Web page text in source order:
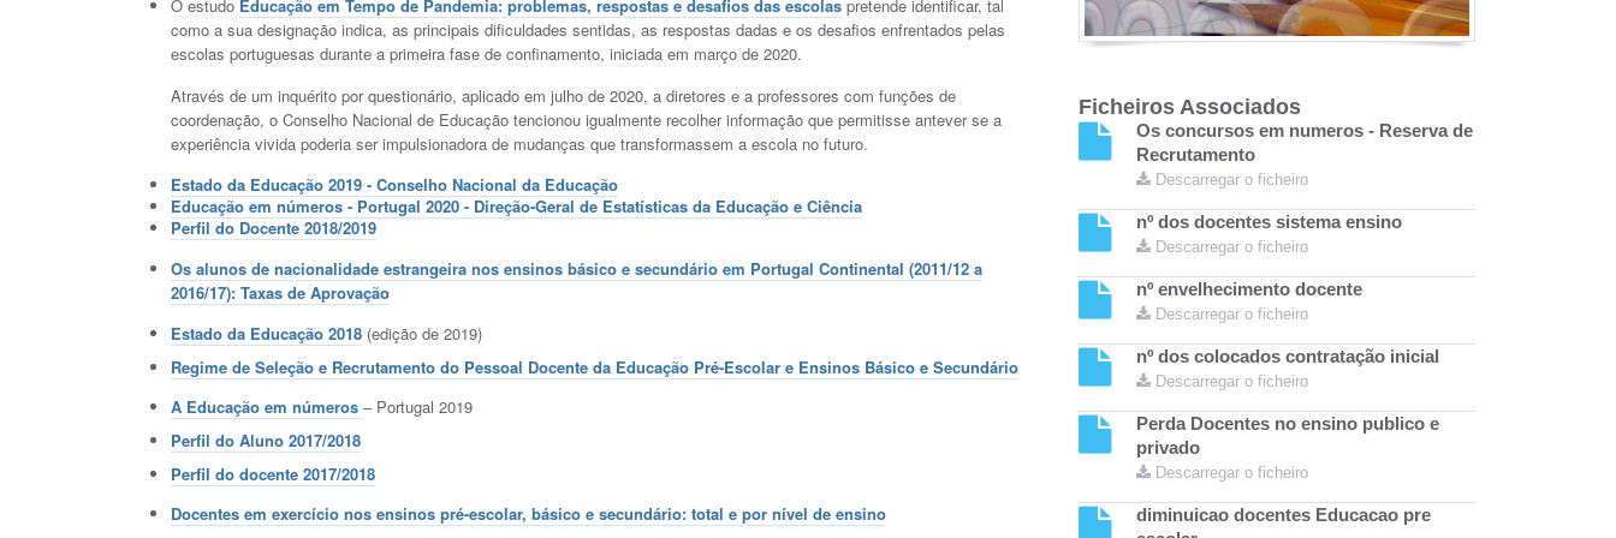
O estudo Educação em Tempo de Pandemia: problemas, respostas e desafios das escolas pretende identificar, tal
como a sua designação indica, as principais dificuldades sentidas, as respostas dadas e os desafios enfrentados pelas
escolas portuguesas durante a primeira fase de confinamento, iniciada em março de 2020.
Através de um inquérito por questionário, aplicado em julho de 2020, a diretores e a professores com funções de
coordenação, o Conselho Nacional de Educação tencionou igualmente recolher informação que permitisse antever se a
experiência vivida poderia ser impulsionadora de mudanças que transformassem a escola no futuro.
Estado da Educação 2019 - Conselho Nacional da Educação
Educação em números - Portugal 2020 - Direção-Geral de Estatísticas da Educação e Ciência
Perfil do Docente 2018/2019
Os alunos de nacionalidade estrangeira nos ensinos básico e secundário em Portugal Continental (2011/12 a
2016/17): Taxas de Aprovação
Estado da Educação 2018 (edição de 2019)
Regime de Seleção e Recrutamento do Pessoal Docente da Educação Pré-Escolar e Ensinos Básico e Secundário
A Educação em números – Portugal 2019
Perfil do Aluno 2017/2018
Perfil do docente 2017/2018
Docentes em exercício nos ensinos pré-escolar, básico e secundário: total e por nível de ensino
Ficheiros Associados
Os concursos em numeros - Reserva de
Recrutamento
Descarregar o ficheiro
nº dos docentes sistema ensino
Descarregar o ficheiro
nº envelhecimento docente
Descarregar o ficheiro
nº dos colocados contratação inicial
Descarregar o ficheiro
Perda Docentes no ensino publico e
privado
Descarregar o ficheiro
diminuicao docentes Educacao pre